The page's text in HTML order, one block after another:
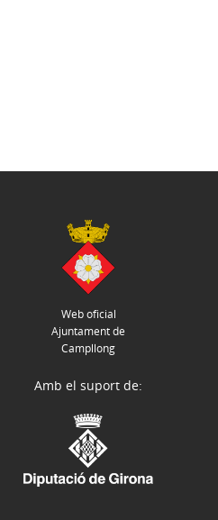
Web oficial
Ajuntament de
Campllong
Amb el suport de: